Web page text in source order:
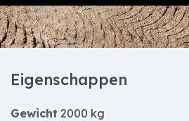
Eigenschappen
Gewicht 2000 kg